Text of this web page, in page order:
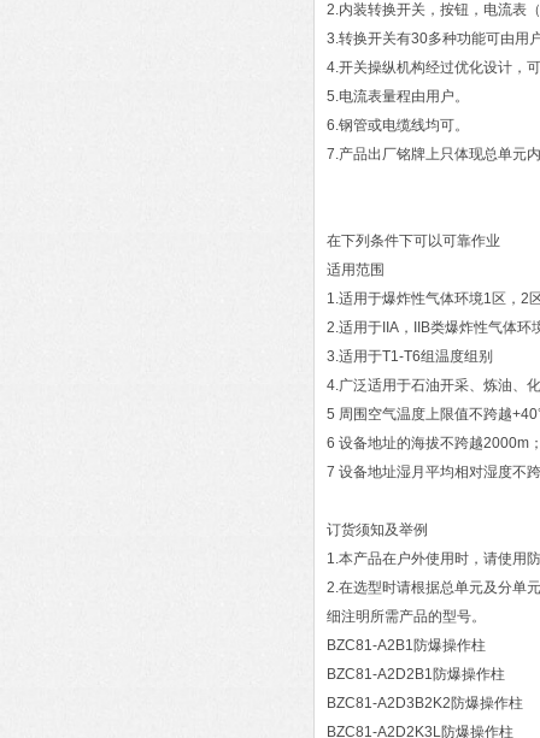
2.内装转换开关，按钮，电流表
3.转换开关有30多种功能可由用
4.开关操纵机构经过优化设计，
5.电流表量程由用户。
6.钢管或电缆线均可。
7.产品出厂铭牌上只体现总单元
在下列条件下可以可靠作业
适用范围
1.适用于爆炸性气体环境1区，2
2.适用于IIA，IIB类爆炸性气体环
3.适用于T1-T6组温度组别
4.广泛适用于石油开采、炼油、
5 周围空气温度上限值不跨越
6 设备地址的海拔不跨越2000m
7 设备地址湿月平均相对湿度不
订货须知及举例
1.本产品在户外使用时，请使用
2.在选型时请根据总单元及分单
细注明所需产品的型号。
BZC81-A2B1防爆操作柱
BZC81-A2D2B1防爆操作柱
BZC81-A2D3B2K2防爆操作柱
BZC81-A2D2K3L防爆操作柱